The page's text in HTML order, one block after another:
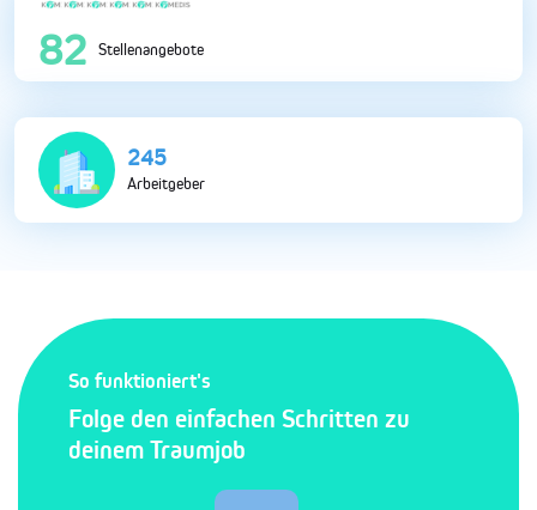
250 Stellenangebote
742
Arbeitgeber
So funktioniert's
Folge den einfachen Schritten zu
deinem Traumjob